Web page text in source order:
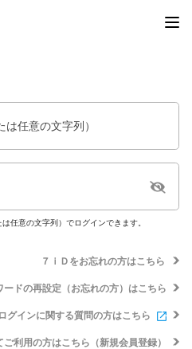
任意の文字列）
任意の文字列）でログインできます。
７ｉＤをお忘れの方はこちら
ードの再設定（お忘れの方）はこちら
ログインに関する質問の方はこちら
ご利用の方はこちら（新規会員登録）